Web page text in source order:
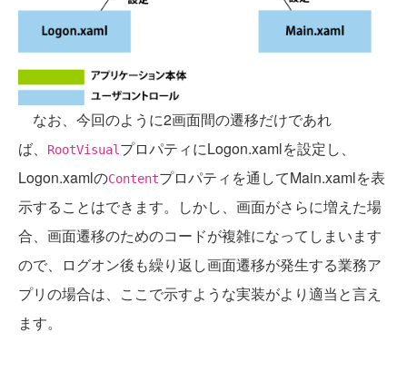
なお、今回のように2画面間の遷移だけであれ
ば、
RootVisual プロパティにLogon.xamlを設定し、
Logon.xamlのContentプロパティを通してMain.xamlを表
示することはできます。しかし、画面がさらに増えた場
合、画面遷移のためのコードが複雑になってしまいます
ので、ログオン後も繰り返し画面遷移が発生する業務ア
プリの場合は、ここで示すような実装がより適当と言え
ます。